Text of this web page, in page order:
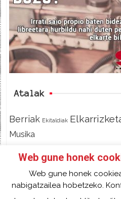
b
o
o
t
e
Atalak
Berriak Ekitaldiak
Musika
HASIERA IZAN
TWITTER
Web gune honek
Web gune honek
nabigatzailea hobetzeko.